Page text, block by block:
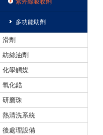
紫外線吸收劑
多功能助劑
滑劑
紡絲油劑
化學觸媒
氧化鋯
研磨珠
熱清洗系統
後處理設備